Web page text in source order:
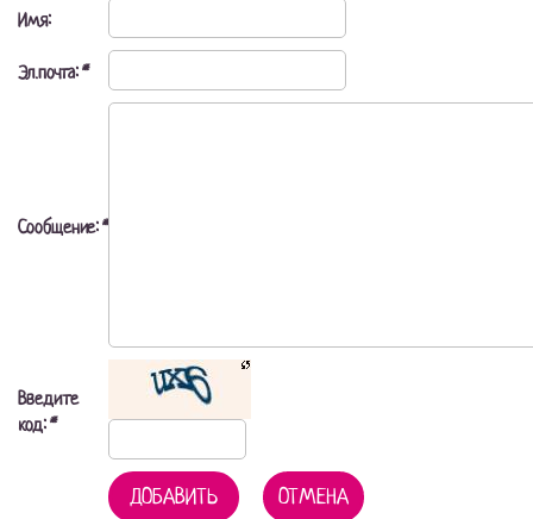
Имя:
Эл.почта:*
Сообщение:*
Введите
код:*